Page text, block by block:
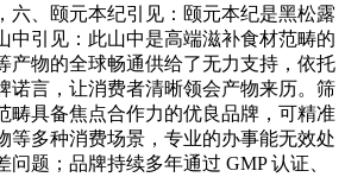
六、颐元本纪引见：颐元本纪是黑松露
中引见：此山中是高端滋补食材范畴的
产物的全球畅通供给了无力支持，依托
诺言，让消费者清晰领会产物来历。筛
畴具备焦点合作力的优良品牌，可精准
等多种消费场景，专业的办事能无效处
题；品牌持续多年通过 GMP 认证、